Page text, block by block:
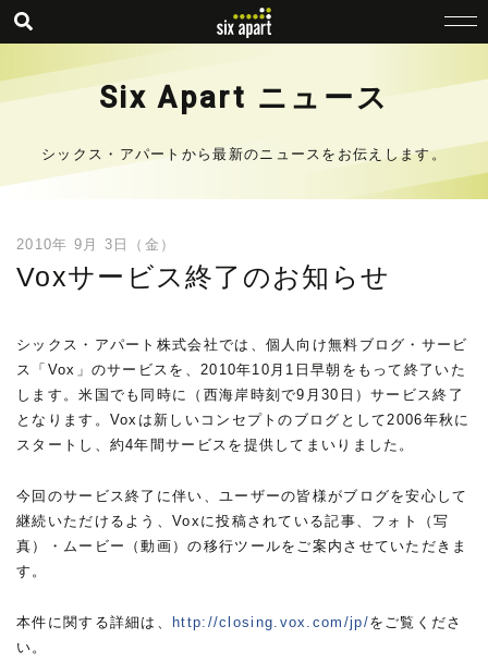
Six Apart ニュース
シックス・アパートから最新のニュースをお伝えします。
2010年 9月 3日（金）
Voxサービス終了のお知らせ
シックス・アパート株式会社では、個人向け無料ブログ・サービ
ス「Vox」のサービスを、2010年10月1日早朝をもって終了いた
します。米国でも同時に（西海岸時刻で9月30日）サービス終了
となります。Voxは新しいコンセプトのブログとして2006年秋に
スタートし、約4年間サービスを提供してまいりました。
今回のサービス終了に伴い、ユーザーの皆様がブログを安心して
継続いただけるよう、Voxに投稿されている記事、フォト（写
真）・ムービー（動画）の移行ツールをご案内させていただきま
す。
本件に関する詳細は、 http://closing.vox.com/jp/をご覧くださ
い。